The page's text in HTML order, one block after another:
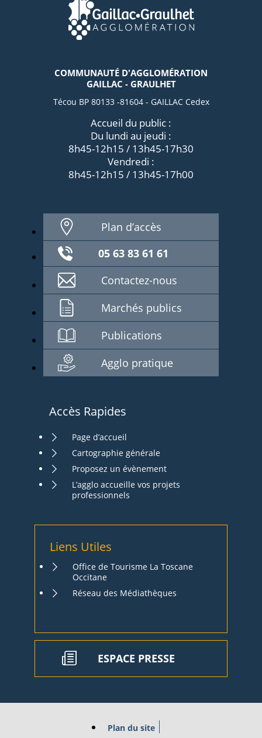
COMMUNAUTÉ D'AGGLOMÉRATION
GAILLAC - GRAULHET
Técou BP 80133 -81604 - GAILLAC Cedex
Accueil du public :
Du lundi au jeudi :
8h45-12h15 / 13h45-17h30
Vendredi :
8h45-12h15 / 13h45-17h00
Plan d’accès
05 63 83 61 61
Contactez-nous
Marchés publics
Publications
Agglo pratique
Accès Rapides
Page d’accueil
Cartographie générale
Proposez un évènement
L’agglo accueille vos projets
professionnels
Liens Utiles
Office de Tourisme La Toscane
Occitane
Réseau des Médiathèques
ESPACE PRESSE
Plan du site